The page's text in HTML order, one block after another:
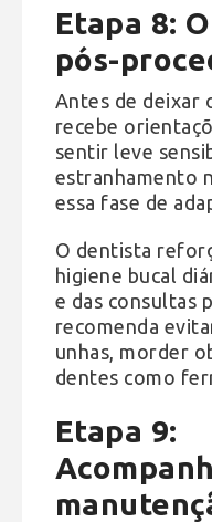
Etapa 8:
pós-
Antes de deixar
recebe
sentir leve
estranhamento
essa fase de
O dentista
higiene bucal
e das consultas
recomenda
unhas, morder
dentes como
Etapa 9: